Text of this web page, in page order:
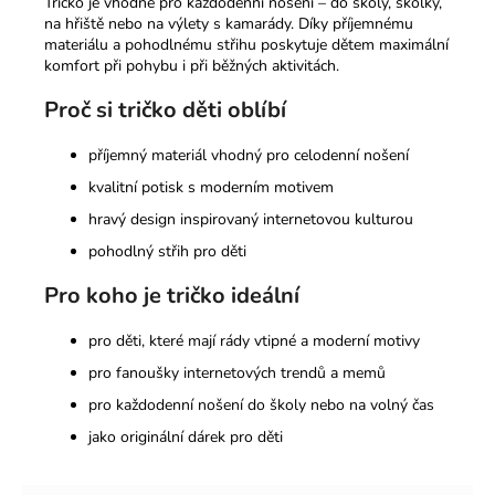
na hřiště nebo na výlety s kamarády. Díky příjemnému
materiálu a pohodlnému střihu poskytuje dětem maximální
komfort při pohybu i při běžných aktivitách.
Proč si tričko děti oblíbí
příjemný materiál vhodný pro celodenní nošení
kvalitní potisk s moderním motivem
hravý design inspirovaný internetovou kulturou
pohodlný střih pro děti
Pro koho je tričko ideální
pro děti, které mají rády vtipné a moderní motivy
pro fanoušky internetových trendů a memů
pro každodenní nošení do školy nebo na volný čas
jako originální dárek pro děti